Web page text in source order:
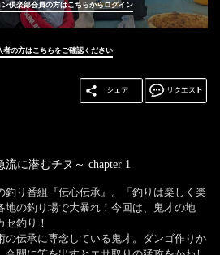
倶楽部会員の方はこちらからログイン
の方はこちらをご確認ください
流に潜むチヌ～ chapter 1
釣り番組『伝心伝承』。「釣りは楽しく楽
地の釣り場で大暴れ！今回は、鬼才の地
セ釣り！
の伝承に専念している鬼才。ダンゴ作りか